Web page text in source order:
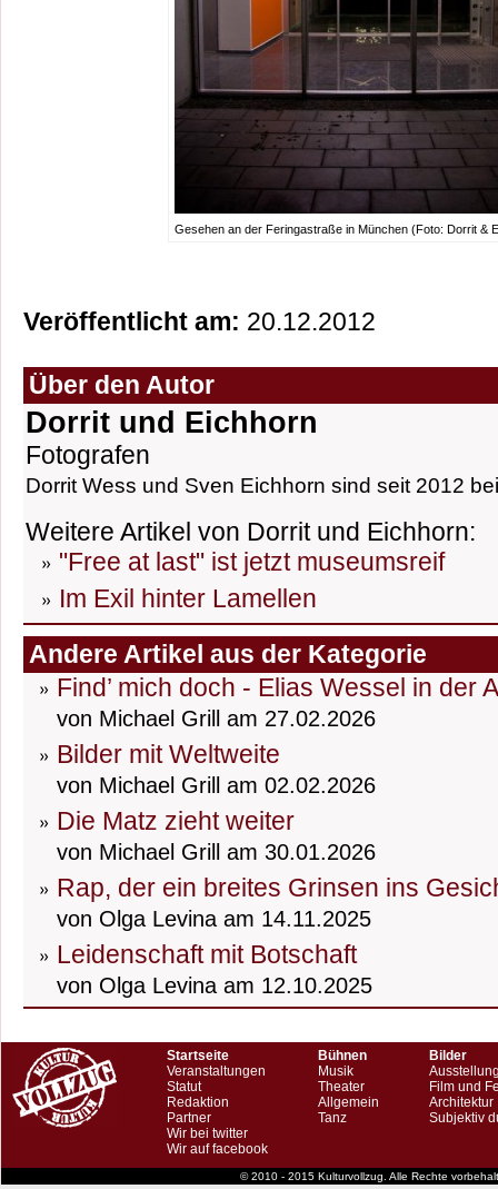
Gesehen an der Feringastraße in München (Foto: Dorrit &
Veröffentlicht am: 20.12.2012
Über den Autor
Dorrit und Eichhorn
Fotografen
Dorrit Wess und Sven Eichhorn sind seit 2012
Weitere Artikel von Dorrit und Eichhorn:
"Free at last" ist jetzt museumsreif
Im Exil hinter Lamellen
Andere Artikel aus der Kategorie
Find’ mich doch - Elias Wessel in der
von Michael Grill am 27.02.2026
Bilder mit Weltweite
von Michael Grill am 02.02.2026
Die Matz zieht weiter
von Michael Grill am 30.01.2026
Rap, der ein breites Grinsen ins
von Olga Levina am 14.11.2025
Leidenschaft mit Botschaft
von Olga Levina am 12.10.2025
Startseite
Veranstaltungen
Statut
Redaktion
Partner
Wir bei twitter
Wir auf facebook
Bühnen
Musik
Theater
Allgemein
Tanz
Bilder
Film und
Architektur
Subjektiv
© 2010 - 2015 Kulturvollzug. Alle Rechte